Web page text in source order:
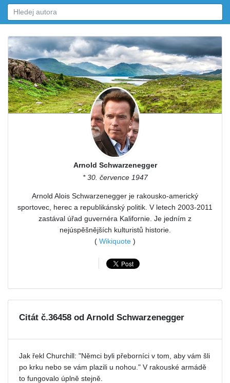
Arnold Schwarzenegger
* 30. července 1947
Arnold Alois Schwarzenegger je rakousko-americký
sportovec, herec a republikánský politik. V letech 2003-2011
zastával úřad guvernéra Kalifornie. Je jedním z
nejúspěšnějších kulturistů historie.
( Wikiquote )
Citát č.36458 od Arnold Schwarzenegger
Jak řekl Churchill: "Němci byli přeborníci v tom, aby vám šli
po krku nebo se vám plazili u nohou." V rakouské armádě
to fungovalo úplně stejně.